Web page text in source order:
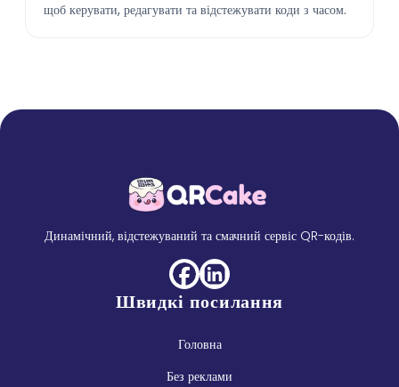
щоб керувати, редагувати та відстежувати коди з часом.
Динамічний, відстежуваний та смачний сервіс QR-кодів.
Швидкі посилання
Головна
Без реклами